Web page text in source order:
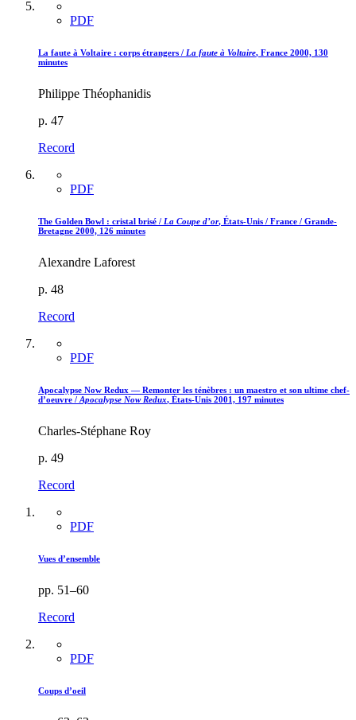
PDF
La faute à Voltaire : corps étrangers / La faute à Voltaire, France 2000, 130
minutes
Philippe Théophanidis
p. 47
Record
PDF
The Golden Bowl : cristal brisé / La Coupe d’or, États-Unis / France / Grande-
Bretagne 2000, 126 minutes
Alexandre Laforest
p. 48
Record
PDF
Apocalypse Now Redux — Remonter les ténèbres : un maestro et son ultime chef-
d’oeuvre / Apocalypse Now Redux, États-Unis 2001, 197 minutes
Charles-Stéphane Roy
p. 49
Record
PDF
Vues d’ensemble
pp. 51–60
Record
PDF
Coups d’oeil